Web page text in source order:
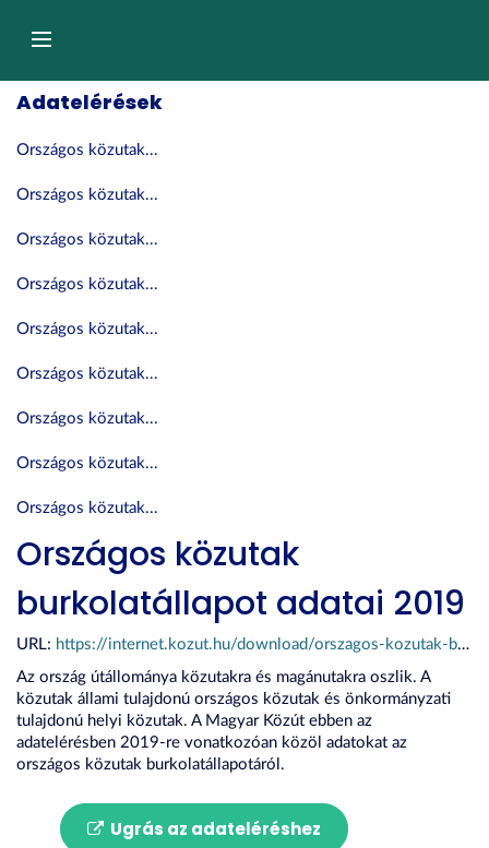
átugrásaNavigáció
Adatelérések
Országos közutak...
Országos közutak...
Országos közutak...
Országos közutak...
Országos közutak...
Országos közutak...
Országos közutak...
Országos közutak...
Országos közutak...
Ugrás az adateléréshez
Országos közutak
burkolatállapot adatai 2019
URL: https://internet.kozut.hu/download/orszagos-kozutak-burkolatallapot-adatai-2019-12-31/?wpdmdl=9148&refresh=62a8804bd19611655210059
Az ország útállománya közutakra és magánutakra oszlik. A
közutak állami tulajdonú országos közutak és önkormányzati
tulajdonú helyi közutak. A Magyar Közút ebben az
adatelérésben 2019-re vonatkozóan közöl adatokat az
országos közutak burkolatállapotáról.